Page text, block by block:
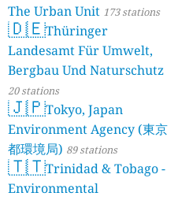
The Urban Unit 173 stations
🇩🇪Thüringer
Landesamt Für Umwelt,
Bergbau Und Naturschutz
20 stations
🇯🇵Tokyo, Japan
Environment Agency (東京
都環境局) 89 stations
🇹🇹Trinidad & Tobago -
Environmental